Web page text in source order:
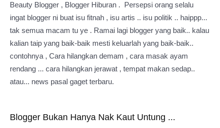
Beauty Blogger , Blogger Hiburan . Persepsi orang selalu
ingat blogger ni buat isu fitnah , isu artis .. isu politik .. haippp...
tak semua macam tu ye . Ramai lagi blogger yang baik.. kalau
kalian taip yang baik-baik mesti keluarlah yang baik-baik..
contohnya , Cara hilangkan demam , cara masak ayam
rendang ... cara hilangkan jerawat , tempat makan sedap..
atau... news pasal gaget terbaru.
Blogger Bukan Hanya Nak Kaut Untung ...